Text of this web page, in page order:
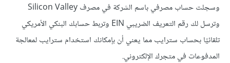
وسجلت حساب مصرفي باسم الشركة في مصرف Silicon Valley
وترسل لك رقم التعريف الضريبي EIN وتربط حسابك البنكي الأمريكي
تلقائيًا بحساب سترايب مما يعني أن بإمكانك استخدام سترايب لمعالجة
المدفوعات في متجرك الإلكتروني.